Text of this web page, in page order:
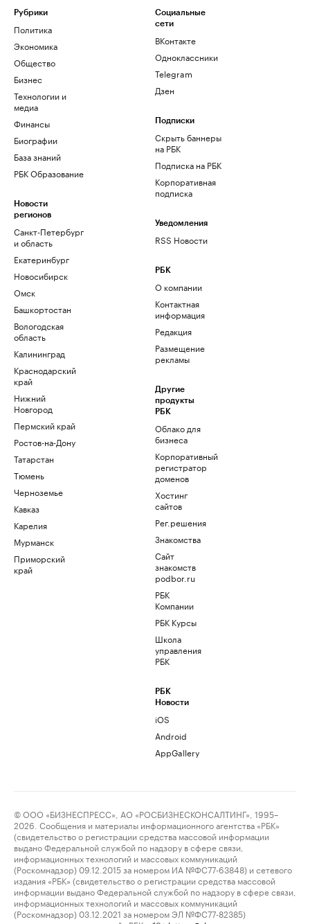
Рубрики
Политика
Экономика
Общество
Бизнес
Технологии и
медиа
Финансы
Биографии
База знаний
РБК Образование
Новости
регионов
Санкт-Петербург
и область
Екатеринбург
Новосибирск
Омск
Башкортостан
Вологодская
область
Калининград
Краснодарский
край
Нижний
Новгород
Пермский край
Ростов-на-Дону
Татарстан
Тюмень
Черноземье
Кавказ
Карелия
Мурманск
Приморский
край
Социальные
сети
ВКонтакте
Одноклассники
Telegram
Дзен
Подписки
Скрыть баннеры
на РБК
Подписка на РБК
Корпоративная
подписка
Уведомления
RSS Новости
РБК
О компании
Контактная
информация
Редакция
Размещение
рекламы
Другие
продукты
РБК
Облако для
бизнеса
Корпоративный
регистратор
доменов
Хостинг
сайтов
Рег.решения
Знакомства
Сайт
знакомств
podbor.ru
РБК
Компании
РБК Курсы
Школа
управления
РБК
РБК
Новости
iOS
Android
AppGallery
© ООО «БИЗНЕСПРЕСС», АО «РОСБИЗНЕСКОНСАЛТИНГ», 1995–
2026. Сообщения и материалы информационного агентства «РБК»
(свидетельство о регистрации средства массовой информации
выдано Федеральной службой по надзору в сфере связи,
информационных технологий и массовых коммуникаций
(Роскомнадзор) 09.12.2015 за номером ИА №ФС77-63848) и сетевого
издания «РБК» (свидетельство о регистрации средства массовой
информации выдано Федеральной службой по надзору в сфере связи,
информационных технологий и массовых коммуникаций
(Роскомнадзор) 03.12.2021 за номером ЭЛ №ФС77-82385)